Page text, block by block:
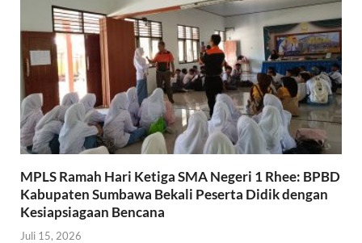
MPLS Ramah Hari Ketiga SMA Negeri 1 Rhee: BPBD
Kabupaten Sumbawa Bekali Peserta Didik dengan
Kesiapsiagaan Bencana
Juli 15, 2026